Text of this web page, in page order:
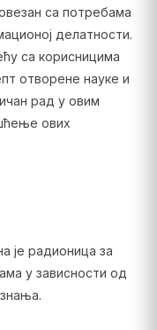
са потребама
делатности.
са корисницима
отворене науке и
рад у овим
ових
је радионица за
у зависности од